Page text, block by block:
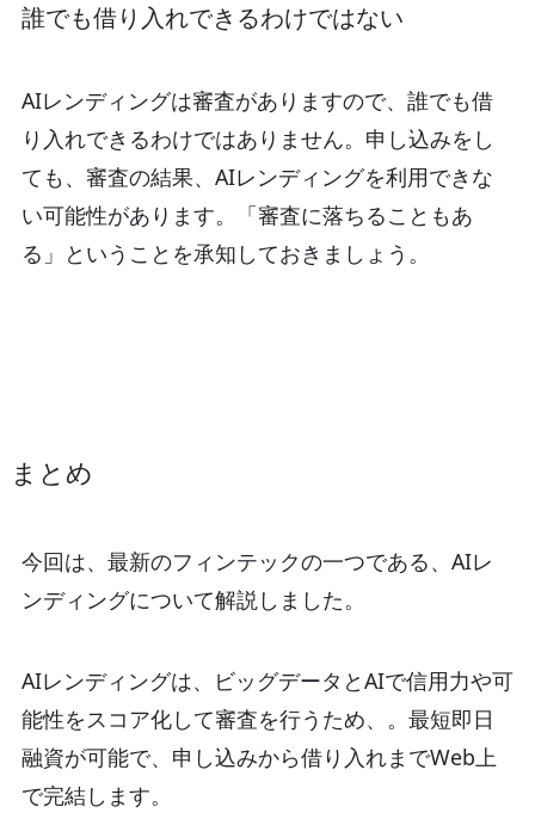
誰でも借り入れできるわけではない
AIレンディングは審査がありますので、誰でも借
り入れできるわけではありません。申し込みをし
ても、審査の結果、AIレンディングを利用できな
い可能性があります。「審査に落ちることもあ
る」ということを承知しておきましょう。
まとめ
今回は、最新のフィンテックの一つである、AIレ
ンディングについて解説しました。
AIレンディングは、ビッグデータとAIで信用力や可
能性をスコア化して審査を行うため、。最短即日
融資が可能で、申し込みから借り入れまでWeb上
で完結します。